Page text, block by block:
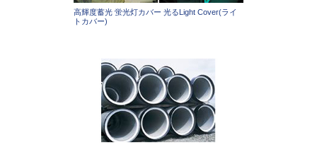
高輝度蓄光 蛍光灯カバー 光るLight Cover(ライ
トカバー)